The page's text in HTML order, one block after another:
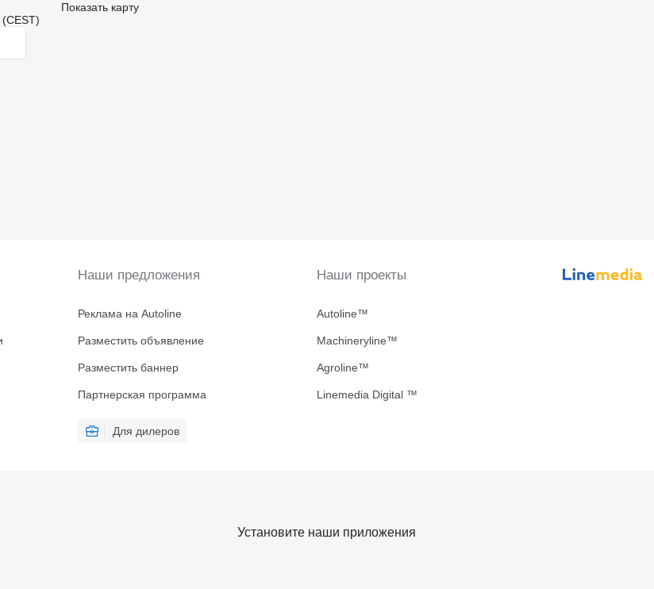
Показать карту
Наши предложения
Реклама на Autoline
Разместить объявление
Разместить баннер
Партнерская программа
Для дилеров
Наши проекты
Autoline™
Machineryline™
Agroline™
Linemedia Digital ™
Установите наши приложения